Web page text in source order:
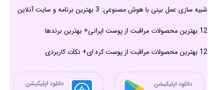
شبیه سازی عمل بینی با هوش مصنوعی: 3 بهترین برنامه و سایت آنلاین
12 بهترین محصولات مراقبت از پوست ایرانی+ بهترین برندها
12 بهترین محصولات مراقبت از پوست کره ای+ نکات کاربردی